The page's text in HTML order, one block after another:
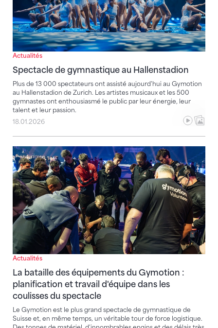
Actualités
Spectacle de gymnastique au Hallenstadion
Plus de 13 000 spectateurs ont assisté aujourd'hui au Gymotion
au Hallenstadion de Zurich. Les artistes musicaux et les 500
gymnastes ont enthousiasmé le public par leur énergie, leur
talent et leur passion.
18.01.2026
Actualités
La bataille des équipements du Gymotion :
planification et travail d'équipe dans les
coulisses du spectacle
Le Gymotion est le plus grand spectacle de gymnastique de
Suisse et, en même temps, un véritable tour de force logistique.
La bataille des équipements du Gymotion :